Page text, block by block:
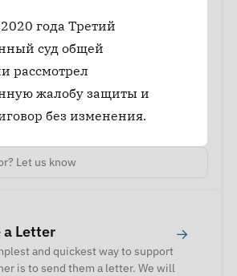
года Третий
суд общей
рассмотрел
жалобу защиты и
без изменения.
Let us know
Letter
and quickest way to support
is to send them a letter. We will
→